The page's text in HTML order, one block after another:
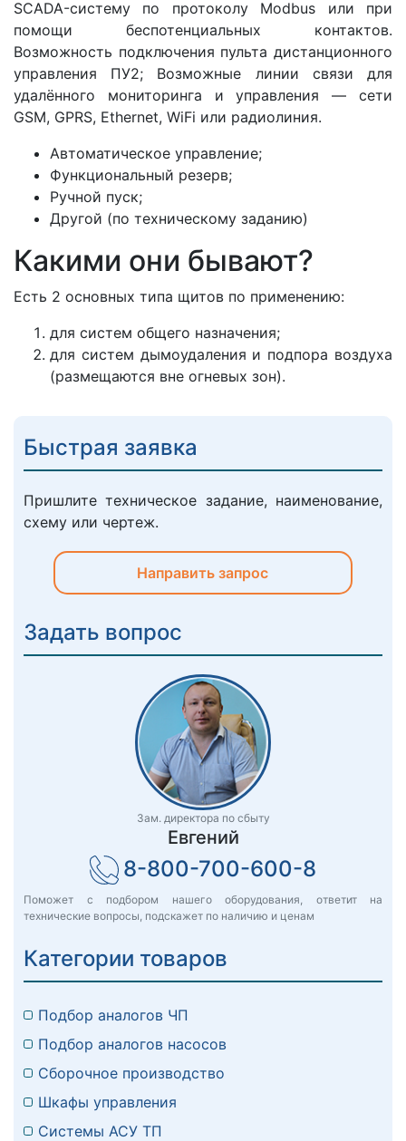
SCADA-систему по протоколу Modbus или при
помощи беспотенциальных контактов.
Возможность подключения пульта дистанционного
управления ПУ2; Возможные линии связи для
удалённого мониторинга и управления — сети
GSM, GPRS, Ethernet, WiFi или радиолиния.
Автоматическое управление;
Функциональный резерв;
Ручной пуск;
Другой (по техническому заданию)
Какими они бывают?
Есть 2 основных типа щитов по применению:
для систем общего назначения;
для систем дымоудаления и подпора воздуха
(размещаются вне огневых зон).
Быстрая заявка
Пришлите техническое задание, наименование,
схему или чертеж.
Направить запрос
Задать вопрос
Зам. директора по сбыту
Евгений
8-800-700-600-8
Поможет с подбором нашего оборудования, ответит на
технические вопросы, подскажет по наличию и ценам
Категории товаров
Подбор аналогов ЧП
Подбор аналогов насосов
Сборочное производство
Шкафы управления
Системы АСУ ТП